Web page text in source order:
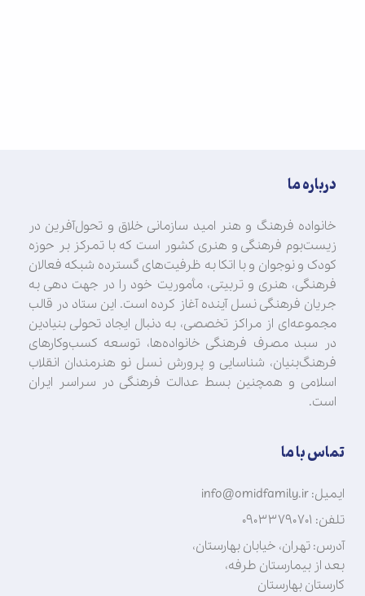
درباره ما
خانواده فرهنگ و هنر امید سازمانی خلاق و تحول‌آفرین در
زیست‌بوم فرهنگی و هنری کشور است که با تمرکز بر حوزه
کودک و نوجوان و با اتکا به ظرفیت‌های گسترده شبکه فعالان
فرهنگی، هنری و تربیتی، مأموریت خود را در جهت‌ دهی به
جریان فرهنگی نسل آینده آغاز کرده است. این ستاد در قالب
مجموعه‌ای از مراکز تخصصی، به دنبال ایجاد تحولی بنیادین
در سبد مصرف فرهنگی خانواده‌ها، توسعه کسب‌وکارهای
فرهنگ‌بنیان، شناسایی و پرورش نسل نو هنرمندان انقلاب
اسلامی و همچنین بسط عدالت فرهنگی در سراسر ایران
است.
تماس با ما
ایمیل: info@omidfamily.ir
تلفن: ۰۹۰۳۳۷۹۰۷۰۱
آدرس: تهران، خیابان بهارستان،
بعد از بیمارستان طرفه،
کارستان بهارستان